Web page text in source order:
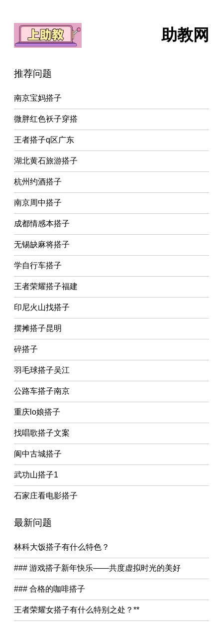
助教网
推荐问题
南京宝妈搭子
微胖红色袄子穿搭
王者搭子q区广东
湖北黄石旅游搭子
杭州约酒搭子
南京周中搭子
成都情感本搭子
无锡缺麻将搭子
学自行车搭子
王者荣耀搭子福建
印尼火山找搭子
摆摊搭子昆明
碎搭子
羽毛球搭子吴江
公路车搭子南京
重庆lo娘搭子
找唱歌搭子文案
阆中古城搭子
武功山搭子1
石家庄看电影搭子
最新问题
林科大饭搭子有什么特色？
### 游戏搭子新年快乐——共度虚拟时光的美好
### 合格的咖啡搭子
王者荣耀女搭子有什么特别之处？**